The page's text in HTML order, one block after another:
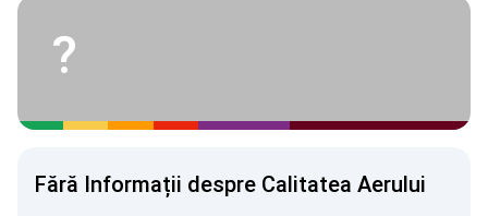
?
Fără Informații despre Calitatea Aerului